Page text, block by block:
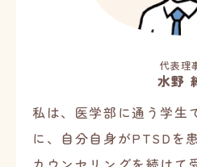
代表理
水野
私は、医学部に通う学生
に、自分自身がPTSDを